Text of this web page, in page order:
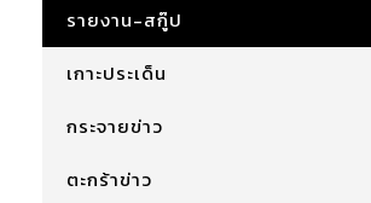
รายงาน-สกู๊ป
เกาะประเด็น
กระจายข่าว
ตะกร้าข่าว